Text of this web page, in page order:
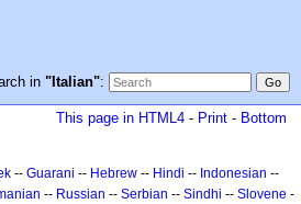
in "Italian":
This page in HTML4 - Print - Bottom
-- Guarani -- Hebrew -- Hindi -- Indonesian --
-- Russian -- Serbian -- Sindhi -- Slovene -